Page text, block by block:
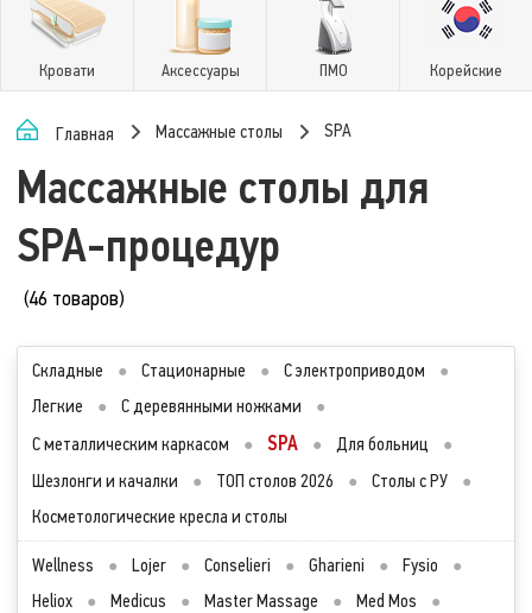
Кровати Аксессуары ПМО Корейские
Главная Массажные столы SPA
Массажные столы для
SPA-процедур
(46 товаров)
Складные ● Стационарные ● С электроприводом
●
Легкие
● С деревянными ножками
●
С металлическим каркасом
● SPA ● Для больниц
●
Шезлонги и качалки
● ТОП столов 2026 ● Столы с РУ
●
Косметологические кресла и столы
Wellness ● Lojer ● Conselieri ● Gharieni ● Fysio
●
Heliox
● Medicus ● Master Massage ● Med Mos
●